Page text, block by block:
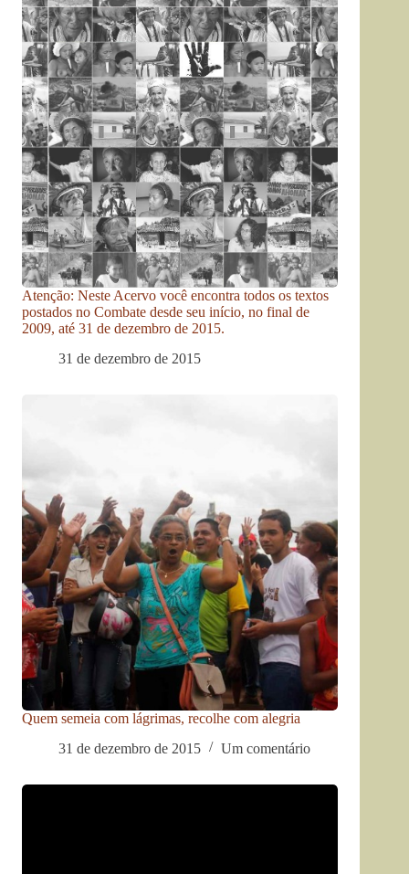
Atenção: Neste Acervo você encontra todos os textos
postados no Combate desde seu início, no final de
2009, até 31 de dezembro de 2015.
31 de dezembro de 2015
Quem semeia com lágrimas, recolhe com alegria
31 de dezembro de 2015
Um comentário